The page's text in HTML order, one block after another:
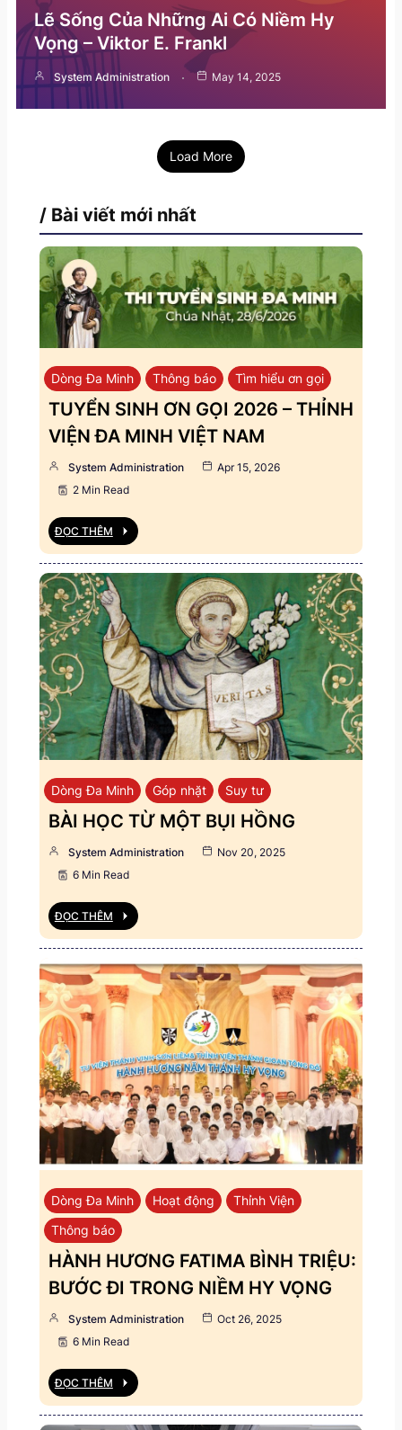
Lẽ Sống Của Những Ai Có Niềm Hy
Vọng – Viktor E. Frankl
System Administration May 14, 2025
Load More
/ Bài viết mới nhất
Dòng Đa Minh Thông báo Tìm hiểu ơn gọi
TUYỂN SINH ƠN GỌI 2026 – THỈNH
VIỆN ĐA MINH VIỆT NAM
System Administration
Apr 15, 2026
2 Min Read
ĐỌC THÊM
Dòng Đa Minh Góp nhặt Suy tư
BÀI HỌC TỪ MỘT BỤI HỒNG
System Administration
Nov 20, 2025
6 Min Read
ĐỌC THÊM
Dòng Đa Minh Hoạt động
Thỉnh Viện
Thông báo
HÀNH HƯƠNG FATIMA BÌNH TRIỆU:
BƯỚC ĐI TRONG NIỀM HY VỌNG
System Administration
Oct 26, 2025
6 Min Read
ĐỌC THÊM